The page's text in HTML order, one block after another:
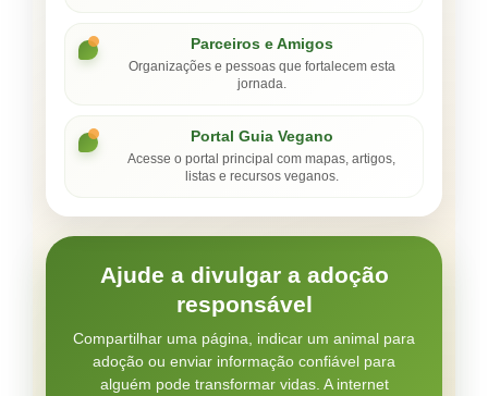
Parceiros e Amigos
Organizações e pessoas que fortalecem esta
jornada.
Portal Guia Vegano
Acesse o portal principal com mapas, artigos,
listas e recursos veganos.
Ajude a divulgar a adoção
responsável
Compartilhar uma página, indicar um animal para
adoção ou enviar informação confiável para
alguém pode transformar vidas. A internet